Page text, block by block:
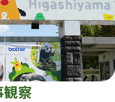
園内MAP イベント
総合案内
動物園 植物園
再生プラン
東山動植物園
への支援
環境教育
観察